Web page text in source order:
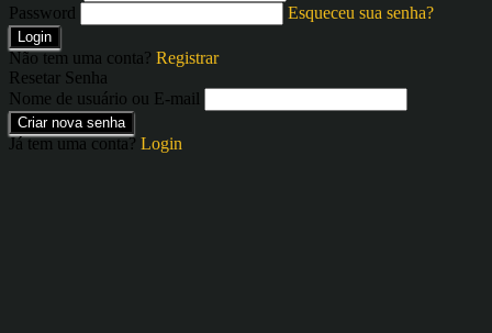
Password
Esqueceu sua senha?
Login
Não tem uma conta? Registrar
Resetar Senha
Nome de usuário ou E-mail
Criar nova senha
Já tem uma conta? Login